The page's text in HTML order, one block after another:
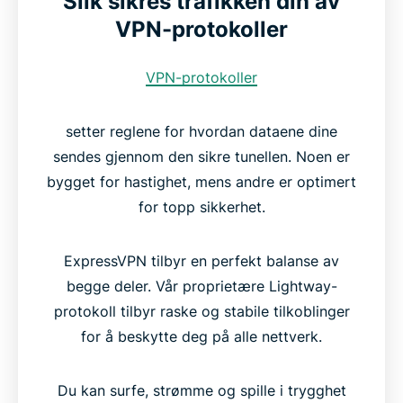
VPN-protokoller
VPN-protokoller
setter reglene for hvordan dataene dine
sendes gjennom den sikre tunellen. Noen er
bygget for hastighet, mens andre er optimert
for topp sikkerhet.
ExpressVPN tilbyr en perfekt balanse av
begge deler. Vår proprietære Lightway-
protokoll tilbyr raske og stabile tilkoblinger
for å beskytte deg på alle nettverk.
Du kan surfe, strømme og spille i trygghet